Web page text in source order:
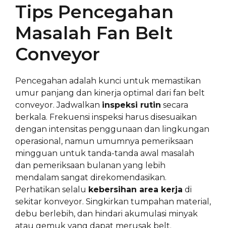
Tips Pencegahan
Masalah Fan Belt
Conveyor
Pencegahan adalah kunci untuk memastikan
umur panjang dan kinerja optimal dari fan belt
conveyor. Jadwalkan inspeksi rutin secara
berkala. Frekuensi inspeksi harus disesuaikan
dengan intensitas penggunaan dan lingkungan
operasional, namun umumnya pemeriksaan
mingguan untuk tanda-tanda awal masalah
dan pemeriksaan bulanan yang lebih
mendalam sangat direkomendasikan.
Perhatikan selalu kebersihan area kerja di
sekitar konveyor. Singkirkan tumpahan material,
debu berlebih, dan hindari akumulasi minyak
atau gemuk yang dapat merusak belt.